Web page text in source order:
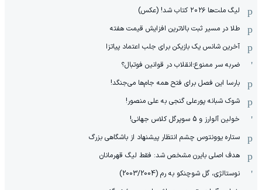
لیگ ملت‌ها ٢٠٢۶ کتاب شد! (عکس)
طلا در مسیر ثبت بالاترین افزایش قیمت هفته
آخرین شانس یک بازیکن برای جلب اعتماد پیاتزا
ضربه سر ممنوع؛انقلاب در قوانین فوتبال؟
بارسا این فصل برای فتح همه جام‌ها می‌جنگد!
شوک شبانه پورعلی گنجی به علی منصور!
خولین آلوارز و 5 سوپرگل کلاس جهانی!
ستاره یوونتوس چشم انتظار پیشنهاد از باشگاهی بزرگ
هدف اصلی بایرن مشخص شد: فقط لیگ قهرمانان
نوستالژی، گل شوچنکو به رم (2003/2004)